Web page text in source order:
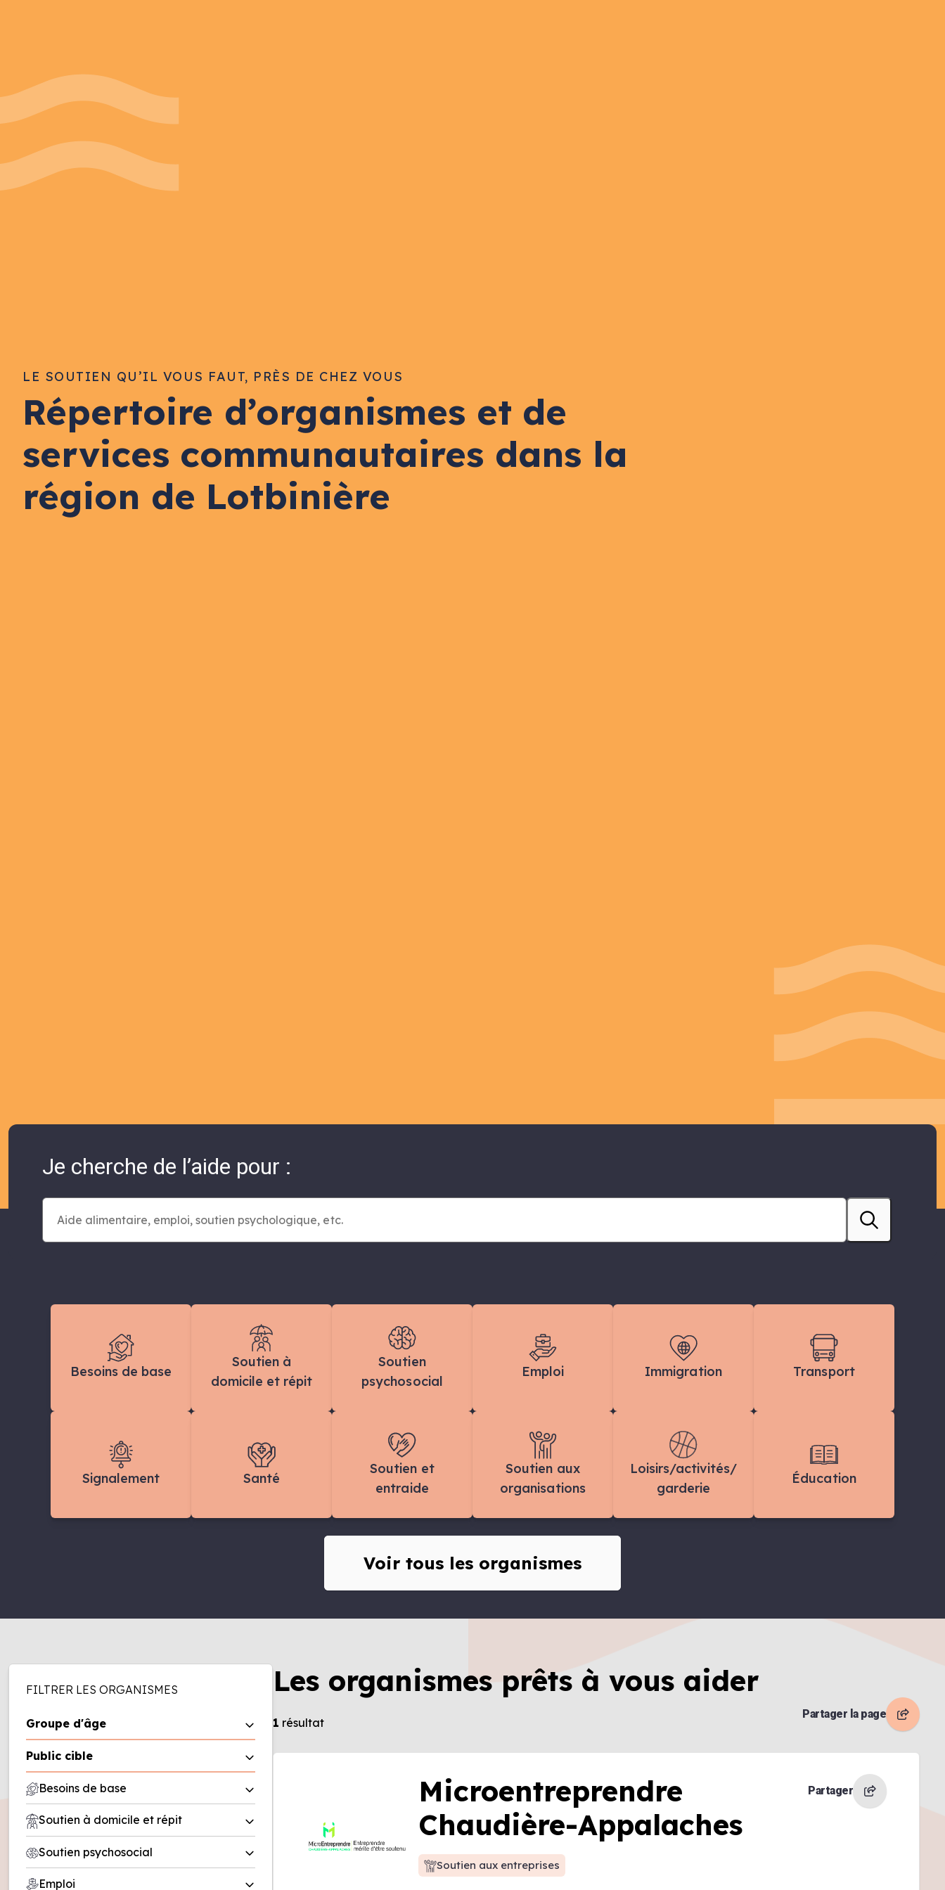
LE SOUTIEN QU’IL VOUS FAUT, PRÈS DE CHEZ VOUS
Répertoire d’organismes et de
services communautaires dans la
région de Lotbinière
Je cherche de l’aide pour :
Besoins de base
Soutien à
domicile et répit
Soutien
psychosocial
Emploi Immigration Transport
Signalement Santé
Soutien et
entraide
Soutien aux
organisations
Loisirs/activités/
garderie
Éducation
Voir tous les organismes
FILTRER LES ORGANISMES
Groupe d'âge
0 à 5 ans
6 à 11 ans
12 à 17 ans
18 à 50 ans
Public cible
Homme
Femme
Famille
Entreprise
Organisme
Besoins de base
Aide alimentaire
Friperie
Recherche de logement/office
municipal d’habitation (OMH)
Soutien à domicile et répit
Répit
Soutien à domicile
Soutien psychosocial
Deuil
Emploi
Les organismes prêts à vous aider
1 résultat
Partager la page
Microentreprendre
Chaudière-Appalaches
Partager
Soutien aux entreprises